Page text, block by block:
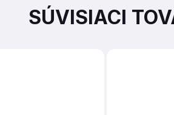
SÚVISIACI